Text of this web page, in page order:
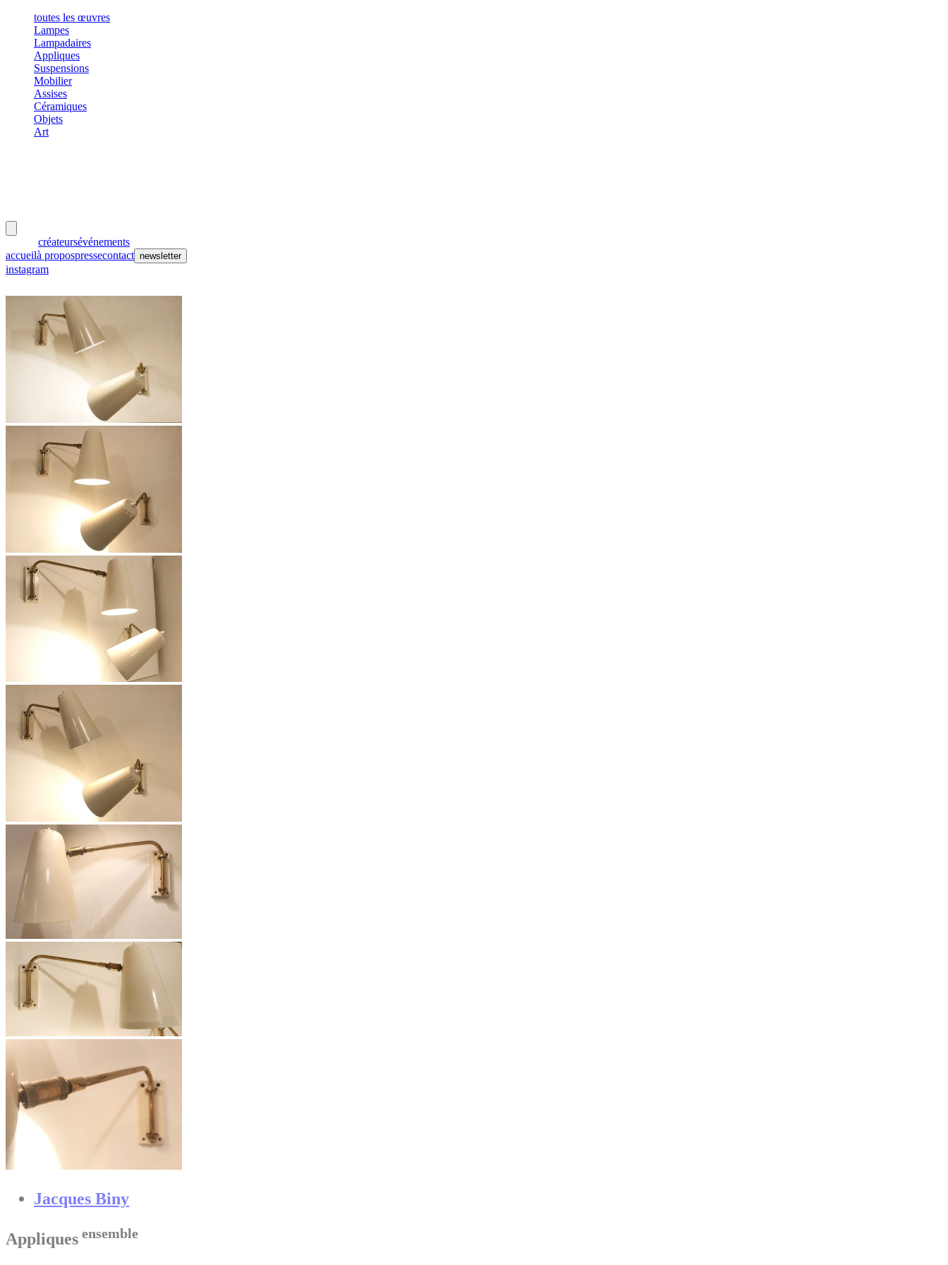
toutes les œuvres
Lampes
Lampadaires
Appliques
Suspensions
Mobilier
Assises
Céramiques
Objets
Art
créateursévénements
accueilà propospressecontact newsletter
instagram
Jacques Biny
Appliques ensemble